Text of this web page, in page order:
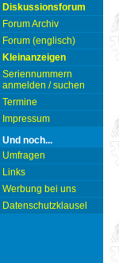
Diskussionsforum
Forum Archiv
Forum (englisch)
Kleinanzeigen
Seriennummern
anmelden / suchen
Termine
Impressum
Und noch...
Umfragen
Links
Werbung bei uns
Datenschutzklausel